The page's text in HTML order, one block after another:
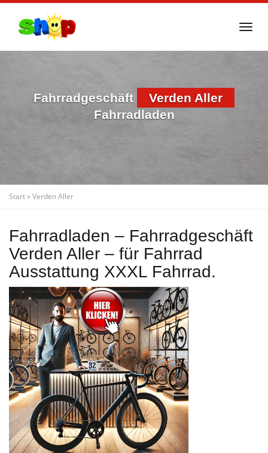
Fahrradgeschäft
Verden Aller
Fahrradladen
Start»Verden Aller
Fahrradladen – Fahrradgeschäft
Verden Aller – für Fahrrad
Ausstattung XXXL Fahrrad.